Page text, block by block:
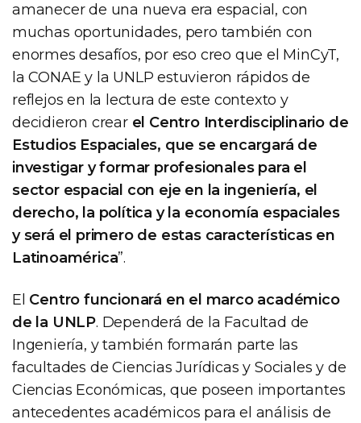
amanecer de una nueva era espacial, con
muchas oportunidades, pero también con
enormes desafíos, por eso creo que el MinCyT,
la CONAE y la UNLP estuvieron rápidos de
reflejos en la lectura de este contexto y
decidieron crear el Centro Interdisciplinario de
Estudios Espaciales, que se encargará de
investigar y formar profesionales para el
sector espacial con eje en la ingeniería, el
derecho, la política y la economía espaciales
y será el primero de estas características en
Latinoamérica”.
El Centro funcionará en el marco académico
de la UNLP. Dependerá de la Facultad de
Ingeniería, y también formarán parte las
facultades de Ciencias Jurídicas y Sociales y de
Ciencias Económicas, que poseen importantes
antecedentes académicos para el análisis de